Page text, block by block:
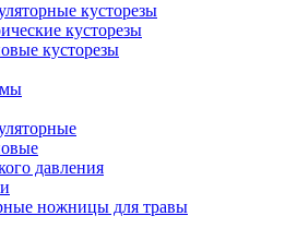
кусторезы
кусторезы
кусторезы
давления
ножницы для травы